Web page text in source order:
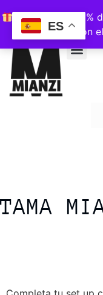
Consigue un
PRE-ORDER con
ENVIOS
TAMA
ES